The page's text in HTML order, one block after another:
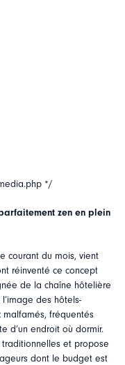
*/
parfaitement zen en plein
courant du mois, vient
réinventé ce concept
de la chaîne hôtelière
des hôtels-
fréquentés
d’un endroit où dormir.
traditionnelles et propose
dont le budget est